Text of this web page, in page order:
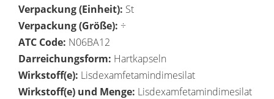
Verpackung (Einheit): St
Verpackung (Größe): ÷
ATC Code: N06BA12
Darreichungsform: Hartkapseln
Wirkstoff(e): Lisdexamfetamindimesilat
Wirkstoff(e) und Menge: Lisdexamfetamindimesilat